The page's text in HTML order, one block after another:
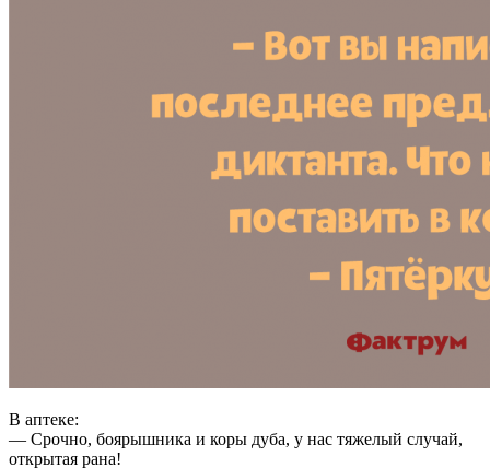
В аптеке:
— Срочно, боярышника и коры дуба, у нас тяжелый случай,
открытая рана!